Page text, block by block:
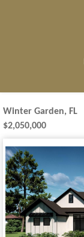
Winter Garden, FL
$2,050,000